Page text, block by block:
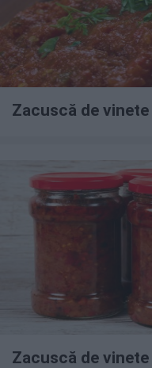
Zacuscă de
Zacuscă de